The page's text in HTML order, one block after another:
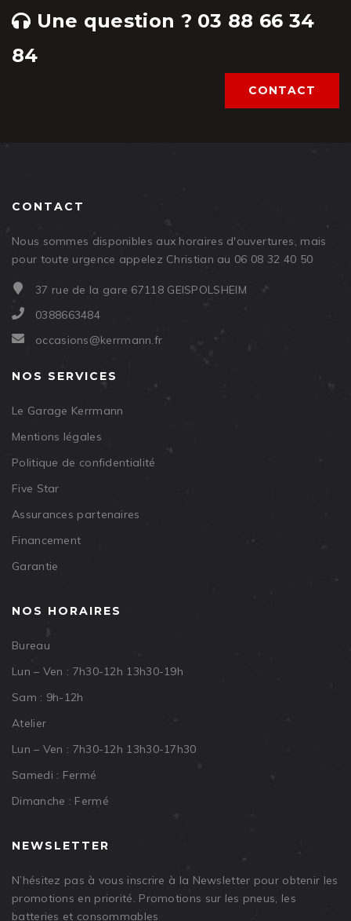
Une question ? 03 88 66 34
84
CONTACT
CONTACT
Nous sommes disponibles aux horaires d'ouvertures, mais
pour toute urgence appelez Christian au 06 08 32 40 50
37 rue de la gare 67118 GEISPOLSHEIM
0388663484
occasions@kerrmann.fr
NOS SERVICES
Le Garage Kerrmann
Mentions légales
Politique de confidentialité
Five Star
Assurances partenaires
Financement
Garantie
NOS HORAIRES
Bureau
Lun – Ven : 7h30-12h 13h30-19h
Sam : 9h-12h
Atelier
Lun – Ven : 7h30-12h 13h30-17h30
Samedi : Fermé
Dimanche : Fermé
NEWSLETTER
N’hésitez pas à vous inscrire à la Newsletter pour obtenir les
promotions en priorité. Promotions sur les pneus, les
batteries et consommables